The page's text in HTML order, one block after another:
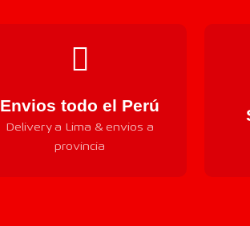
Envios todo el Perú
Delivery a Lima & envios a
provincia